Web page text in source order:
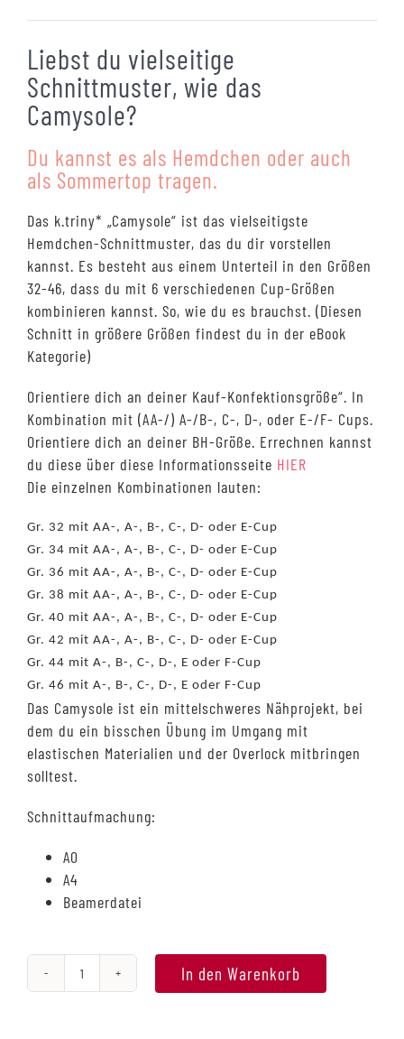
basierend
auf
Kundenbewertungen
Liebst du vielseitige
Schnittmuster, wie das
Camysole?
Du kannst es als Hemdchen oder auch
als Sommertop tragen.
Das k.triny* „Camysole“ ist das vielseitigste
Hemdchen-Schnittmuster, das du dir vorstellen
kannst. Es besteht aus einem Unterteil in den Größen
32-46, dass du mit 6 verschiedenen Cup-Größen
kombinieren kannst. So, wie du es brauchst. (Diesen
Schnitt in größere Größen findest du in der eBook
Kategorie)
Orientiere dich an deiner Kauf-Konfektionsgröße“. In
Kombination mit (AA-/) A-/B-, C-, D-, oder E-/F- Cups.
Orientiere dich an deiner BH-Größe. Errechnen kannst
du diese über diese Informationsseite HIER
Die einzelnen Kombinationen lauten:
Gr. 32 mit AA-, A-, B-, C-, D- oder E-Cup
Gr. 34 mit AA-, A-, B-, C-, D- oder E-Cup
Gr. 36 mit AA-, A-, B-, C-, D- oder E-Cup
Gr. 38 mit AA-, A-, B-, C-, D- oder E-Cup
Gr. 40 mit AA-, A-, B-, C-, D- oder E-Cup
Gr. 42 mit AA-, A-, B-, C-, D- oder E-Cup
Gr. 44 mit A-, B-, C-, D-, E oder F-Cup
Gr. 46 mit A-, B-, C-, D-, E oder F-Cup
Das Camysole ist ein mittelschweres Nähprojekt, bei
dem du ein bisschen Übung im Umgang mit
elastischen Materialien und der Overlock mitbringen
solltest.
Schnittaufmachung:
A0
A4
Beamerdatei
#Camysole,
In den Warenkorb